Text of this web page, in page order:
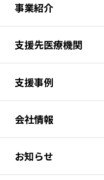
事業紹介
支援先医療機関
支援事例
会社情報
会社情報index
お知らせ